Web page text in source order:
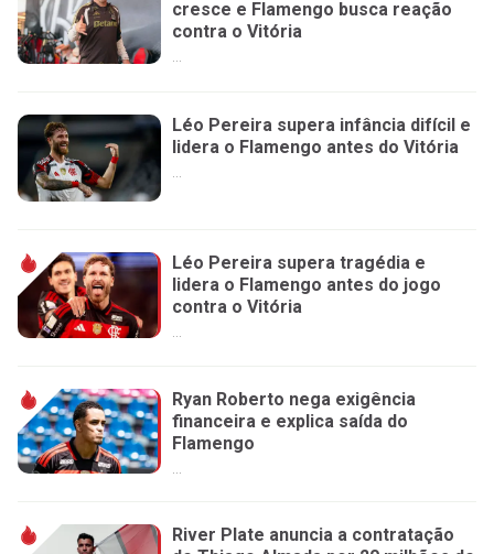
cresce e Flamengo busca reação
contra o Vitória
...
Léo Pereira supera infância difícil e
lidera o Flamengo antes do Vitória
...
Léo Pereira supera tragédia e
lidera o Flamengo antes do jogo
contra o Vitória
...
Ryan Roberto nega exigência
financeira e explica saída do
Flamengo
...
River Plate anuncia a contratação